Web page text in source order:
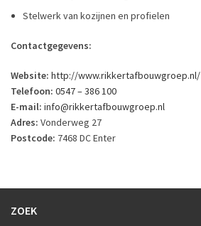
Stelwerk van kozijnen en profielen
Contactgegevens:
Website: http://www.rikkertafbouwgroep.nl/
Telefoon: 0547 – 386 100
E-mail: info@rikkertafbouwgroep.nl
Adres: Vonderweg 27
Postcode: 7468 DC Enter
ZOEK